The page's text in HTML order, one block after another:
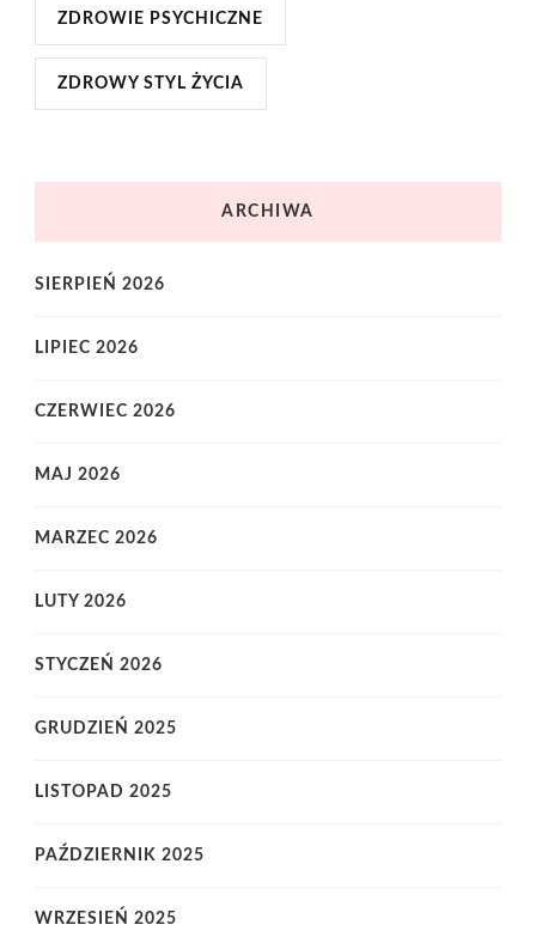
ZDROWIE PSYCHICZNE
ZDROWY STYL ŻYCIA
ARCHIWA
SIERPIEŃ 2026
LIPIEC 2026
CZERWIEC 2026
MAJ 2026
MARZEC 2026
LUTY 2026
STYCZEŃ 2026
GRUDZIEŃ 2025
LISTOPAD 2025
PAŹDZIERNIK 2025
WRZESIEŃ 2025